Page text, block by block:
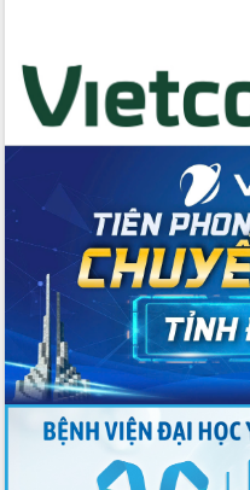
Đẩy mạnh cải cách hành chính, quyết
tâm đạt được mục tiêu tăng trưởng
hai con số trong năm 2026
Tổ chức trang trọng Lễ hội Đền thờ
Lương Văn Chánh năm 2026
Phó Bí thư Tỉnh ủy Đắk Lắk Đỗ Hữu
Huy giữ chức Bí thư Đảng ủy Ủy Ban
Nhân dân tỉnh
Bệnh án điện tử thúc đẩy chuyển đổi
số y tế tại Đắk Lắk
Chuyển đổi số thư viện: Mở rộng
không gian tri thức trong thời đại số
Đánh giá, rút kinh nghiệm công tác tổ
chức diễn tập trước ngày bầu cử
Chương trình “Gặp gỡ hữu nghị –
Friendship Meeting New Year 2026”